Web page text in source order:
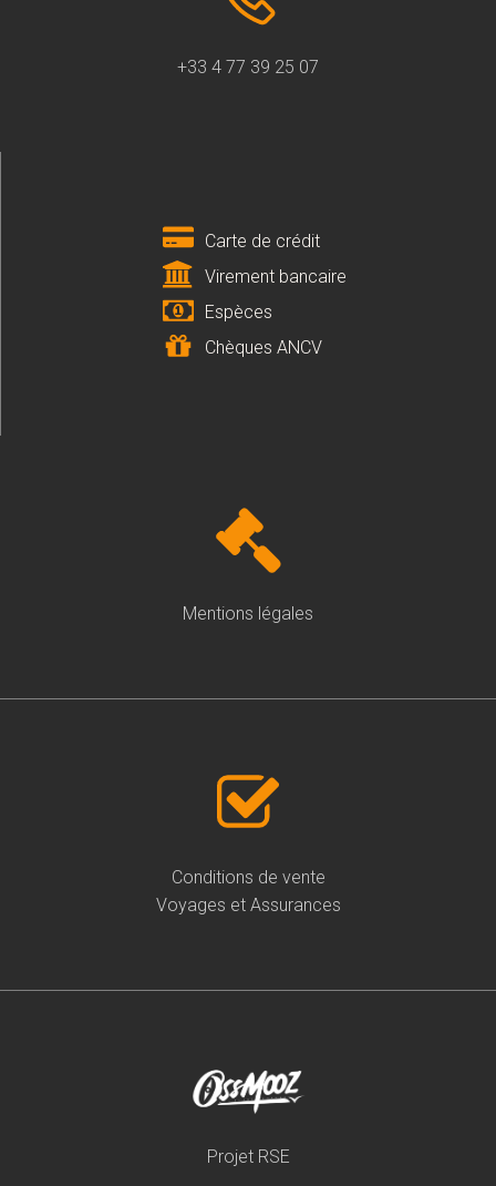
+33 4 77 39 25 07
Carte de crédit
Virement bancaire
Espèces
Chèques ANCV
Mentions légales
Conditions de vente
Voyages et Assurances
Projet RSE